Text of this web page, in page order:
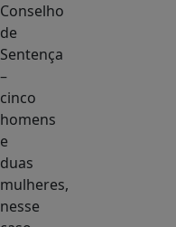
Conselho
de
Sentença
–
cinco
homens
e
duas
mulheres,
nesse